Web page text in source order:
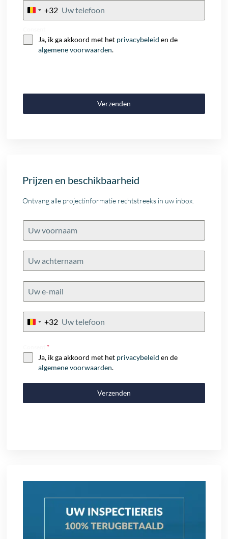
Belgium
+32
Ja, ik ga akkoord met het privacybeleid en de
algemene voorwaarden.
Verzenden
Prijzen en beschikbaarheid
Ontvang alle projectinformatie rechtstreeks in uw inbox.
Belgium
+32
Consent*
Ja, ik ga akkoord met het privacybeleid en de
algemene voorwaarden.
Verzenden